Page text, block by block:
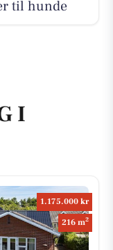
til hunde
I
1.175.000 kr
216 m2